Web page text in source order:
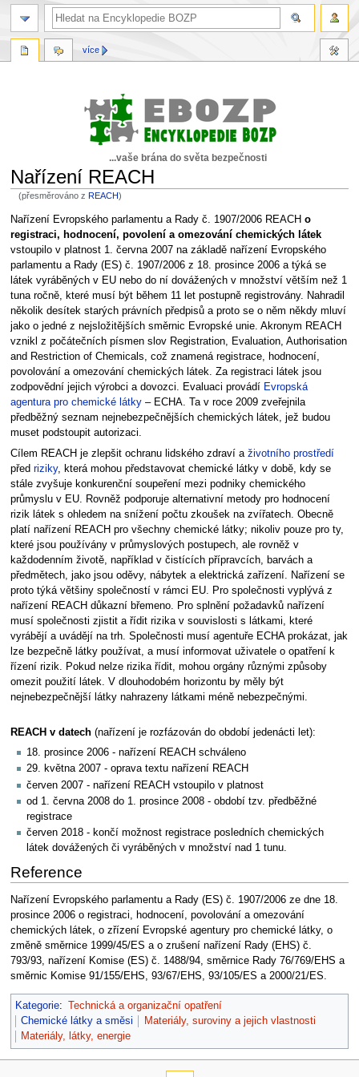
...vaše brána do světa bezpečnosti
Nařízení REACH
(přesměrováno z REACH)
Skočit
na
navigaci
Skočit
na
vyhledávání
Nařízení Evropského parlamentu a Rady č. 1907/2006 REACH o
registraci, hodnocení, povolení a omezování chemických látek
vstoupilo v platnost 1. června 2007 na základě nařízení Evropského
parlamentu a Rady (ES) č. 1907/2006 z 18. prosince 2006 a týká se
látek vyráběných v EU nebo do ní dovážených v množství větším než 1
tuna ročně, které musí být během 11 let postupně registrovány. Nahradil
několik desítek starých právních předpisů a proto se o něm někdy mluví
jako o jedné z nejsložitějších směrnic Evropské unie. Akronym REACH
vznikl z počátečních písmen slov Registration, Evaluation, Authorisation
and Restriction of Chemicals, což znamená registrace, hodnocení,
povolování a omezování chemických látek. Za registraci látek jsou
zodpovědní jejich výrobci a dovozci. Evaluaci provádí Evropská
agentura pro chemické látky– ECHA. Ta v roce 2009 zveřejnila
předběžný seznam nejnebezpečnějších chemických látek, jež budou
muset podstoupit autorizaci.
Cílem REACH je zlepšit ochranu lidského zdraví a životního prostředí
před riziky, která mohou představovat chemické látky v době, kdy se
stále zvyšuje konkurenční soupeření mezi podniky chemického
průmyslu v EU. Rovněž podporuje alternativní metody pro hodnocení
rizik látek s ohledem na snížení počtu zkoušek na zvířatech. Obecně
platí nařízení REACH pro všechny chemické látky; nikoliv pouze pro ty,
které jsou používány v průmyslových postupech, ale rovněž v
každodenním životě, například v čistících přípravcích, barvách a
předmětech, jako jsou oděvy, nábytek a elektrická zařízení. Nařízení se
proto týká většiny společností v rámci EU. Pro společnosti vyplývá z
nařízení REACH důkazní břemeno. Pro splnění požadavků nařízení
musí společnosti zjistit a řídit rizika v souvislosti s látkami, které
vyrábějí a uvádějí na trh. Společnosti musí agentuře ECHA prokázat, jak
lze bezpečně látky používat, a musí informovat uživatele o opatření k
řízení rizik. Pokud nelze rizika řídit, mohou orgány různými způsoby
omezit použití látek. V dlouhodobém horizontu by měly být
nejnebezpečnější látky nahrazeny látkami méně nebezpečnými.
REACH v datech(nařízení je rozfázován do období jedenácti let):
18. prosince 2006 - nařízení REACH schváleno
29. května 2007 - oprava textu nařízení REACH
červen 2007 - nařízení REACH vstoupilo v platnost
od 1. června 2008 do 1. prosince 2008 - období tzv. předběžné
registrace
červen 2018 - končí možnost registrace posledních chemických
látek dovážených či vyráběných v množství nad 1 tunu.
Reference
Nařízení Evropského parlamentu a Rady (ES) č. 1907/2006 ze dne 18.
prosince 2006 o registraci, hodnocení, povolování a omezování
chemických látek, o zřízení Evropské agentury pro chemické látky, o
změně směrnice 1999/45/ES a o zrušení nařízení Rady (EHS) č.
793/93, nařízení Komise (ES) č. 1488/94, směrnice Rady 76/769/EHS a
směrnic Komise 91/155/EHS, 93/67/EHS, 93/105/ES a 2000/21/ES.
Kategorie:
Technická a organizační opatření
Chemické látky a směsi
Materiály, suroviny a jejich vlastnosti
Materiály, látky, energie
více